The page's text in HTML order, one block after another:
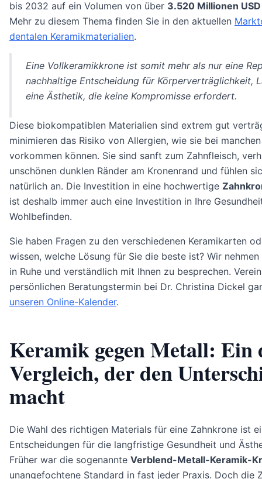
bis 2032 auf ein Volumen von über 3.520 Millionen USD
Mehr zu diesem Thema finden Sie in den aktuellen
dentalen Keramikmaterialien.
Eine Vollkeramikkrone ist somit mehr als nur eine
nachhaltige Entscheidung für Körperverträglichkeit,
eine Ästhetik, die keine Kompromisse erfordert.
Diese biokompatiblen Materialien sind extrem gut
minimieren das Risiko von Allergien, wie sie bei
vorkommen können. Sie sind sanft zum Zahnfleisch,
unschönen dunklen Ränder am Kronenrand und fühlen
natürlich an. Die Investition in eine hochwertige
ist deshalb immer auch eine Investition in Ihre
Wohlbefinden.
Sie haben Fragen zu den verschiedenen Keramikarten
wissen, welche Lösung für Sie die beste ist? Wir
in Ruhe und verständlich mit Ihnen zu besprechen.
persönlichen Beratungstermin bei Dr. Christina Dickel
unseren Online-Kalender.
Keramik gegen Metall:
Vergleich, der den
macht
Die Wahl des richtigen Materials für eine Zahnkrone ist
Entscheidungen für die langfristige Gesundheit und
Früher war die sogenannte Verblend-Metall-Keramik-
unangefochtene Standard in fast jeder Praxis. Doch die